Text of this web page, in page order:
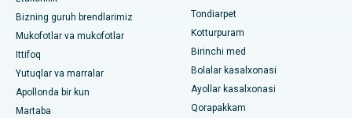
Dermatologni toping
Chennaydagi ming chiroqlardagi eng yaxshi yurak markazi
Jubilee Hillsdagi eng yaxshi kasalxona, Haydarobod
Tondiarpet, Chennai shahridagi eng yaxshi shifoxona
Kotturpuram, Chennai shahridagi eng yaxshi shifoxona
liposuction
Koroner angiografiya
Transkateter Aorta valfini almashtirish
Bizning guruh brendlarimiz
Mukofotlar va mukofotlar
Ittifoq
Yutuqlar va marralar
Apollonda bir kun
Martaba
Tondiarpet
Kotturpuram
Birinchi med
Bolalar kasalxonasi
Ayollar kasalxonasi
Qorapakkam